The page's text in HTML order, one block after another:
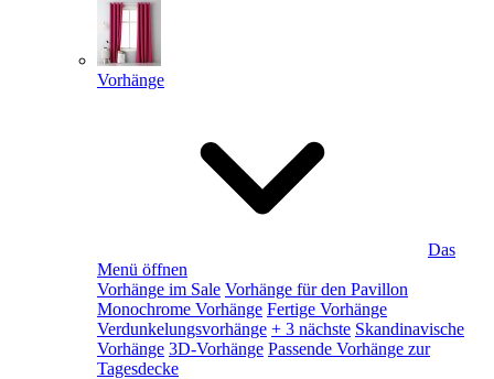
Vorhänge
Das
Menü öffnen
Vorhänge im Sale Vorhänge für den Pavillon
Monochrome Vorhänge Fertige Vorhänge
Verdunkelungsvorhänge + 3 nächste Skandinavische
Vorhänge 3D-Vorhänge Passende Vorhänge zur
Tagesdecke